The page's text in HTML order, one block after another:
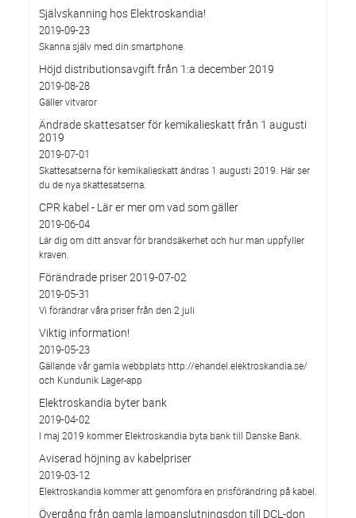
Självskanning hos Elektroskandia!
2019-09-23
Skanna själv med din smartphone.
Höjd distributionsavgift från 1:a december 2019
2019-08-28
Gäller vitvaror
Ändrade skattesatser för kemikalieskatt från 1 augusti
2019
2019-07-01
Skattesatserna för kemikalieskatt ändras 1 augusti 2019. Här ser
du de nya skattesatserna.
CPR kabel - Lär er mer om vad som gäller
2019-06-04
Lär dig om ditt ansvar för brandsäkerhet och hur man uppfyller
kraven.
Förändrade priser 2019-07-02
2019-05-31
Vi förändrar våra priser från den 2 juli
Viktig information!
2019-05-23
Gällande vår gamla webbplats http://ehandel.elektroskandia.se/
och Kundunik Lager-app
Elektroskandia byter bank
2019-04-02
I maj 2019 kommer Elektroskandia byta bank till Danske Bank.
Aviserad höjning av kabelpriser
2019-03-12
Elektroskandia kommer att genomföra en prisförändring på kabel.
Övergång från gamla lampanslutningsdon till DCL-don